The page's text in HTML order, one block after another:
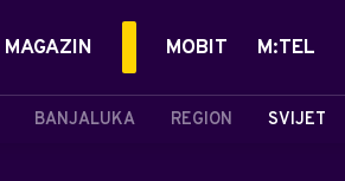
BANJALUKA REGION SVIJET
MAGAZIN MOBIT M:TEL